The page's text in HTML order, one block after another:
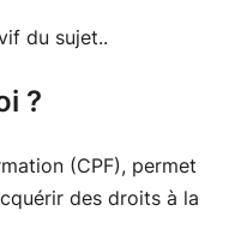
du sujet..
?
(CPF), permet
des droits à la